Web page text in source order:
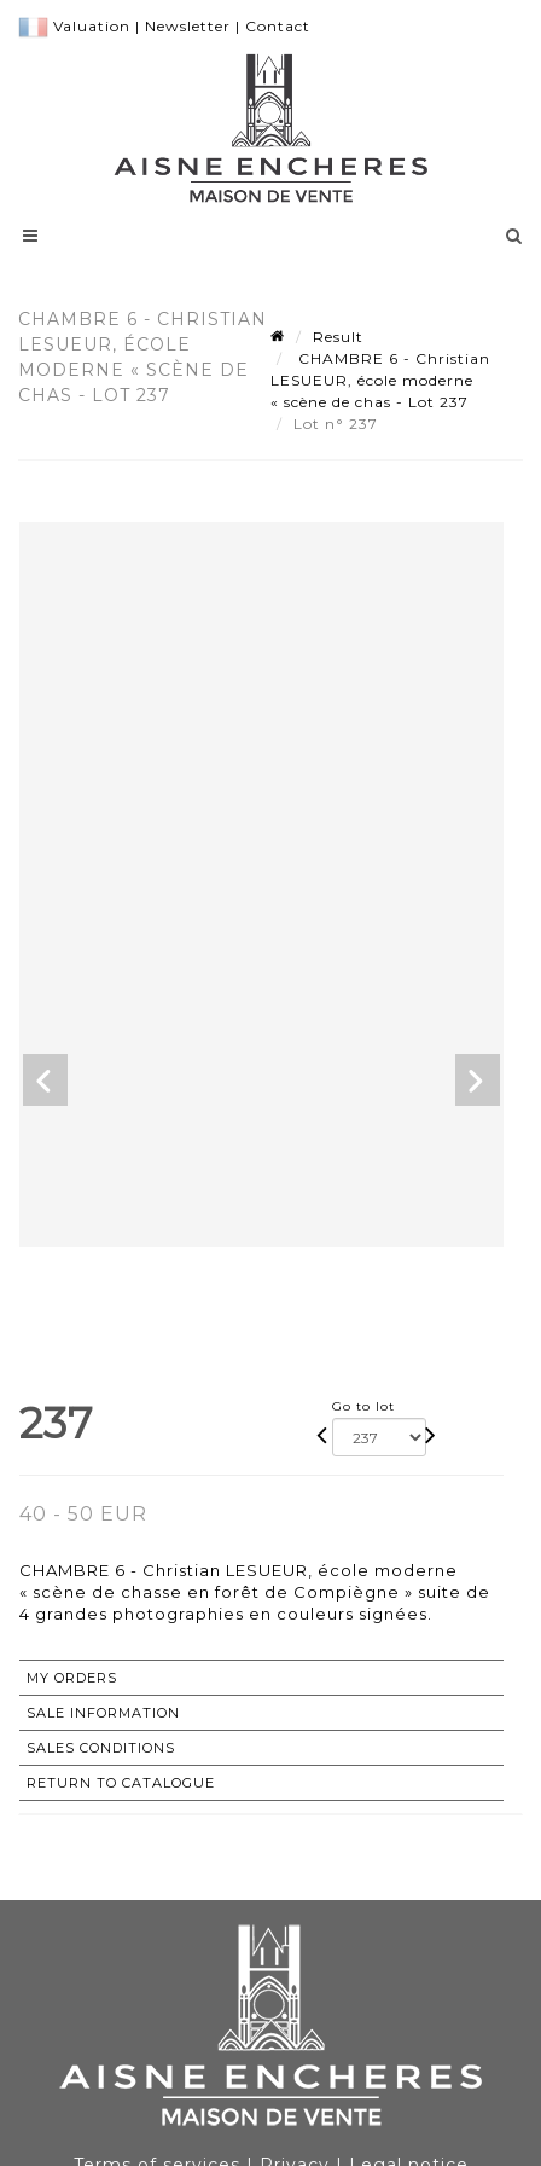
Valuation | Newsletter | Contact
CHAMBRE 6 - CHRISTIAN
LESUEUR, ÉCOLE
MODERNE « SCÈNE DE
CHAS - LOT 237
Result
CHAMBRE 6 - Christian
LESUEUR, école moderne
« scène de chas - Lot 237
Lot n° 237
237 Go to lot
40 - 50 EUR
CHAMBRE 6 - Christian LESUEUR, école moderne
« scène de chasse en forêt de Compiègne » suite de
4 grandes photographies en couleurs signées.
MY ORDERS
SALE INFORMATION
SALES CONDITIONS
RETURN TO CATALOGUE